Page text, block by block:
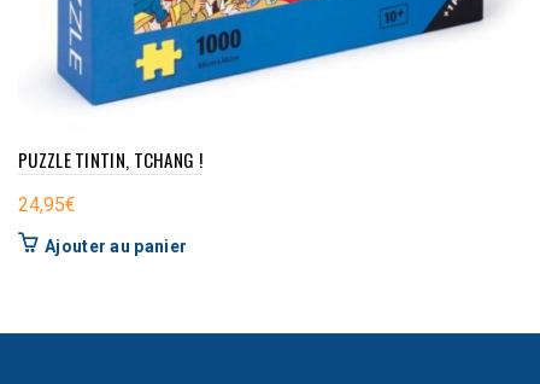
PUZZLE TINTIN, TCHANG !
24,95€
Ajouter au panier